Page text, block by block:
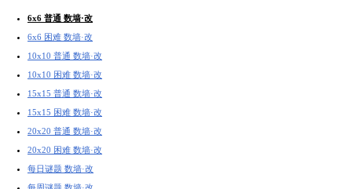
6x6 普通 数墙·改
6x6 困难 数墙·改
10x10 普通 数墙·改
10x10 困难 数墙·改
15x15 普通 数墙·改
15x15 困难 数墙·改
20x20 普通 数墙·改
20x20 困难 数墙·改
每日谜题 数墙·改